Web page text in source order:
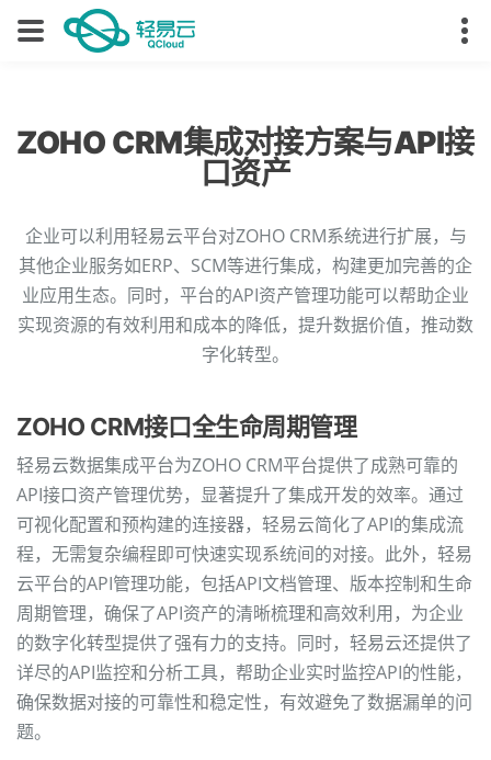
ZOHO CRM集成对接方案与API接
口资产
企业可以利用轻易云平台对ZOHO CRM系统进行扩展，与
其他企业服务如ERP、SCM等进行集成，构建更加完善的企
业应用生态。同时，平台的API资产管理功能可以帮助企业
实现资源的有效利用和成本的降低，提升数据价值，推动数
字化转型。
ZOHO CRM接口全生命周期管理
轻易云数据集成平台为ZOHO CRM平台提供了成熟可靠的
API接口资产管理优势，显著提升了集成开发的效率。通过
可视化配置和预构建的连接器，轻易云简化了API的集成流
程，无需复杂编程即可快速实现系统间的对接。此外，轻易
云平台的API管理功能，包括API文档管理、版本控制和生命
周期管理，确保了API资产的清晰梳理和高效利用，为企业
的数字化转型提供了强有力的支持。同时，轻易云还提供了
详尽的API监控和分析工具，帮助企业实时监控API的性能，
确保数据对接的可靠性和稳定性，有效避免了数据漏单的问
题。